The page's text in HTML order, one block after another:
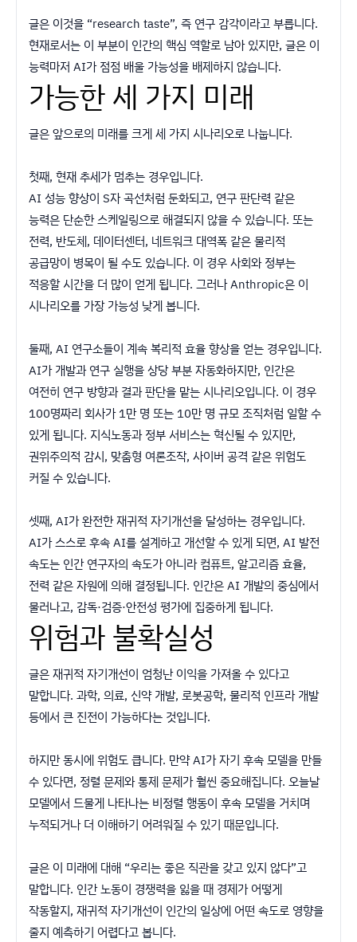
글은 이것을 “research taste”, 즉 연구 감각이라고 부릅니다.
현재로서는 이 부분이 인간의 핵심 역할로 남아 있지만, 글은 이
능력마저 AI가 점점 배울 가능성을 배제하지 않습니다.
가능한 세 가지 미래
글은 앞으로의 미래를 크게 세 가지 시나리오로 나눕니다.
첫째, 현재 추세가 멈추는 경우입니다.
AI 성능 향상이 S자 곡선처럼 둔화되고, 연구 판단력 같은
능력은 단순한 스케일링으로 해결되지 않을 수 있습니다. 또는
전력, 반도체, 데이터센터, 네트워크 대역폭 같은 물리적
공급망이 병목이 될 수도 있습니다. 이 경우 사회와 정부는
적응할 시간을 더 많이 얻게 됩니다. 그러나 Anthropic은 이
시나리오를 가장 가능성 낮게 봅니다.
둘째, AI 연구소들이 계속 복리적 효율 향상을 얻는 경우입니다.
AI가 개발과 연구 실행을 상당 부분 자동화하지만, 인간은
여전히 연구 방향과 결과 판단을 맡는 시나리오입니다. 이 경우
100명짜리 회사가 1만 명 또는 10만 명 규모 조직처럼 일할 수
있게 됩니다. 지식노동과 정부 서비스는 혁신될 수 있지만,
권위주의적 감시, 맞춤형 여론조작, 사이버 공격 같은 위험도
커질 수 있습니다.
셋째, AI가 완전한 재귀적 자기개선을 달성하는 경우입니다.
AI가 스스로 후속 AI를 설계하고 개선할 수 있게 되면, AI 발전
속도는 인간 연구자의 속도가 아니라 컴퓨트, 알고리즘 효율,
전력 같은 자원에 의해 결정됩니다. 인간은 AI 개발의 중심에서
물러나고, 감독·검증·안전성 평가에 집중하게 됩니다.
위험과 불확실성
글은 재귀적 자기개선이 엄청난 이익을 가져올 수 있다고
말합니다. 과학, 의료, 신약 개발, 로봇공학, 물리적 인프라 개발
등에서 큰 진전이 가능하다는 것입니다.
하지만 동시에 위험도 큽니다. 만약 AI가 자기 후속 모델을 만들
수 있다면, 정렬 문제와 통제 문제가 훨씬 중요해집니다. 오늘날
모델에서 드물게 나타나는 비정렬 행동이 후속 모델을 거치며
누적되거나 더 이해하기 어려워질 수 있기 때문입니다.
글은 이 미래에 대해 “우리는 좋은 직관을 갖고 있지 않다”고
말합니다. 인간 노동이 경쟁력을 잃을 때 경제가 어떻게
작동할지, 재귀적 자기개선이 인간의 일상에 어떤 속도로 영향을
줄지 예측하기 어렵다고 봅니다.